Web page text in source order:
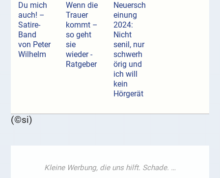
Du mich
auch! –
Satire-
Band
von Peter
Wilhelm
Wenn die
Trauer
kommt –
so geht
sie
wieder -
Ratgeber
Neuersch
einung
2024:
Nicht
senil, nur
schwerh
örig und
ich will
kein
Hörgerät
(©si)